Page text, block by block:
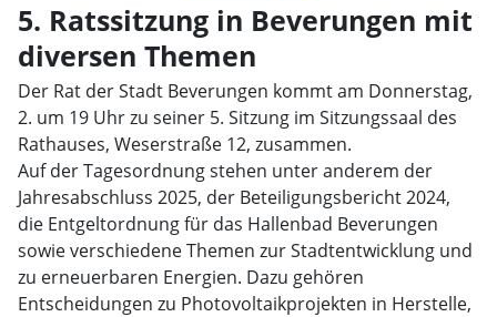
5. Ratssitzung in Beverungen mit
diversen Themen
Der Rat der Stadt Beverungen kommt am Donnerstag,
2. um 19 Uhr zu seiner 5. Sitzung im Sitzungssaal des
Rathauses, Weserstraße 12, zusammen.
Auf der Tagesordnung stehen unter anderem der
Jahresabschluss 2025, der Beteiligungsbericht 2024,
die Entgeltordnung für das Hallenbad Beverungen
sowie verschiedene Themen zur Stadtentwicklung und
zu erneuerbaren Energien. Dazu gehören
Entscheidungen zu Photovoltaikprojekten in Herstelle,